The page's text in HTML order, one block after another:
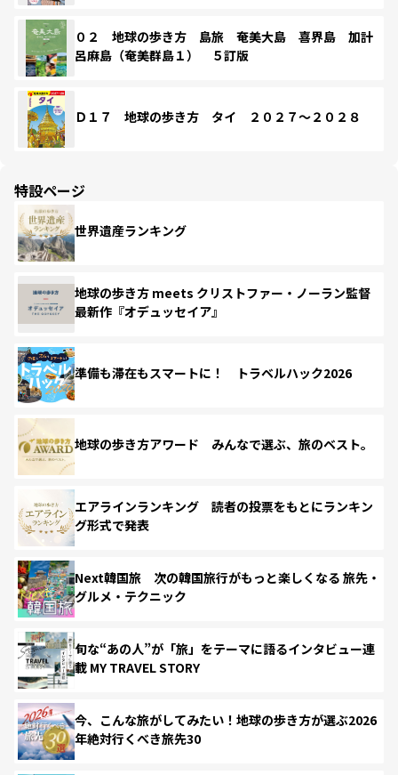
０２ 地球の歩き方 島旅 奄美大島 喜界島 加計
呂麻島（奄美群島１） ５訂版
Ｄ１７ 地球の歩き方 タイ ２０２７～２０２８
特設ページ
世界遺産ランキング
地球の歩き方 meets クリストファー・ノーラン監督
最新作『オデュッセイア』
準備も滞在もスマートに！ トラベルハック2026
地球の歩き方アワード みんなで選ぶ、旅のベスト。
エアラインランキング 読者の投票をもとにランキン
グ形式で発表
Next韓国旅 次の韓国旅行がもっと楽しくなる 旅先・
グルメ・テクニック
旬な“あの人”が「旅」をテーマに語るインタビュー連
載 MY TRAVEL STORY
今、こんな旅がしてみたい！地球の歩き方が選ぶ2026
年絶対行くべき旅先30